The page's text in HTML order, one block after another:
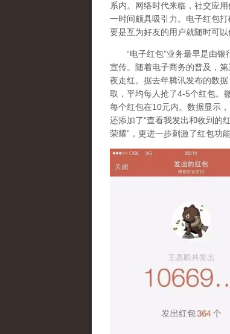
系内。网络时代来临，社交应
一时间颇具吸引力。电子红包
要是互为好友的用户就随时可
“电子红包”业务最早是由银
宣传。随着电子商务的普及，
夜走红。据去年腾讯发布的数
取，平均每人抢了4-5个红包。
每个红包在10元内。数据显示
还添加了“查看我发出和收到的
荣耀”，更进一步刺激了红包功